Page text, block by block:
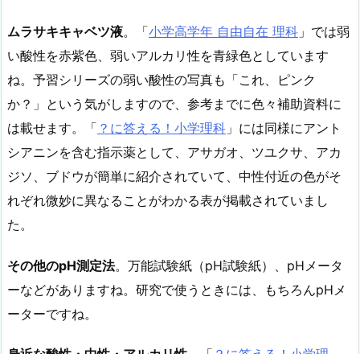
ムラサキキャベツ液。「小学高学年 自由自在 理科 」では弱
い酸性を赤紫色、弱いアルカリ性を青緑色としています
ね。予習シリーズの弱い酸性の写真も「これ、ピンク
か？」という気がしますので、参考までに色々補助資料に
は載せます。「 ？に答える！小学理科 」には同様にアント
シアニンを含む指示薬として、アサガオ、ツユクサ、アカ
ジソ、ブドウが簡単に紹介されていて、中性付近の色がそ
れぞれ微妙に異なることがわかる表が掲載されていまし
た。
その他のpH測定法。万能試験紙（pH試験紙）、pHメータ
ーなどがありますね。研究で使うときには、もちろんpHメ
ーターですね。